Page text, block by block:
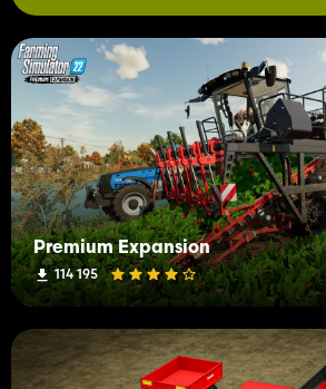
Premium Expansion
114 195